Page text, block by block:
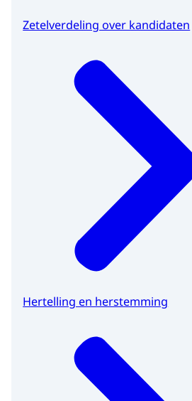
Zetelverdeling over kandidaten
Hertelling en herstemming